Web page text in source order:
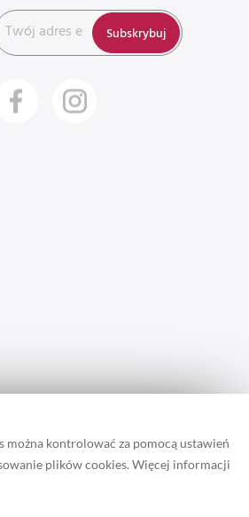
można kontrolować za pomocą ustawień
plików cookies. Więcej informacji
Subskrybuj